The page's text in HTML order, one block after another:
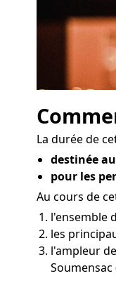
La durée de
destinée
pour les
Au cours de
l'ensemble
les
l'ampleur
Soumensac